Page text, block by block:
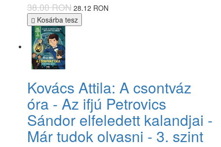
38.00 RON 28.12 RON
Kosárba tesz
Kovács Attila: A csontváz
óra - Az ifjú Petrovics
Sándor elfeledett kalandjai -
Már tudok olvasni - 3. szint